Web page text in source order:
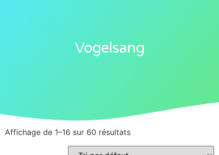
Vogelsang
Affichage de 1–16 sur 60 résultats